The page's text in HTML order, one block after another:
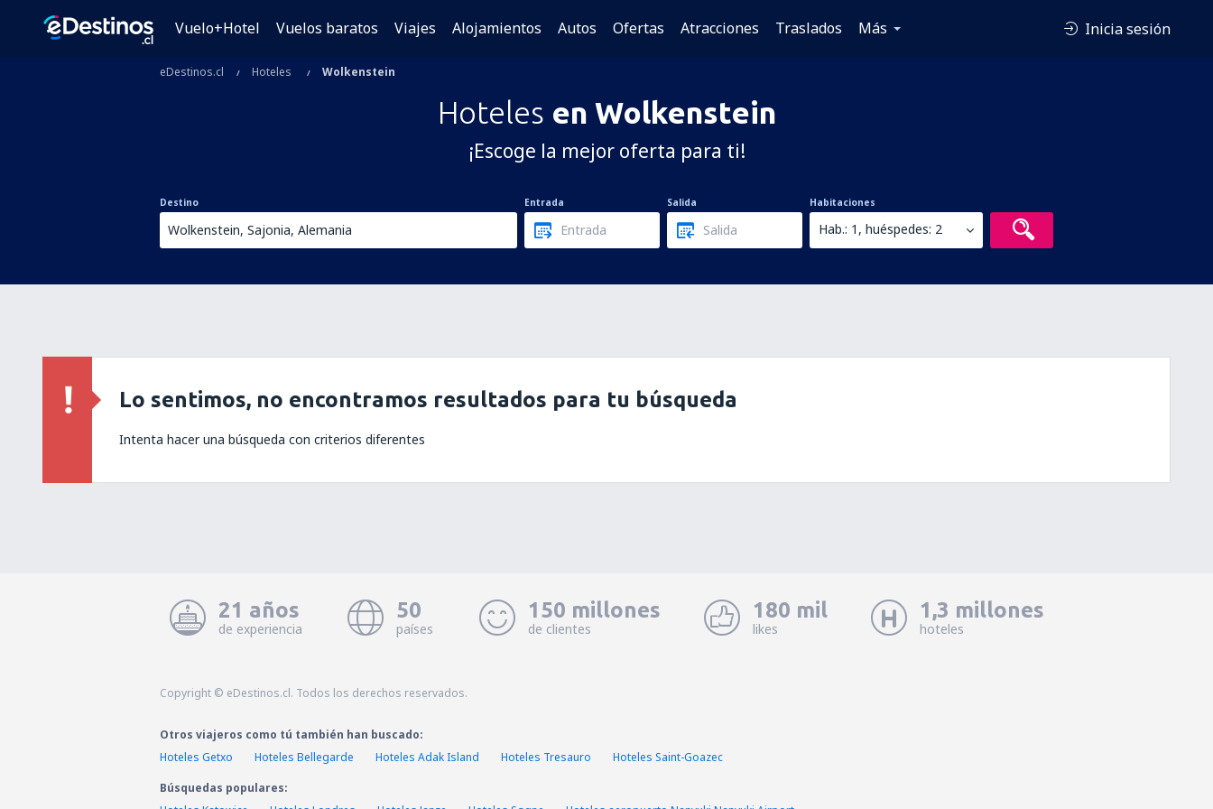
Vuelo+Hotel Vuelos baratos Viajes Alojamientos Autos Ofertas Atracciones Traslados Más Inicia sesión
eDestinos.cl Hoteles Wolkenstein
Hoteles en Wolkenstein
¡Escoge la mejor oferta para ti!
Destino Entrada Salida Habitaciones
Hab.: 1, huéspedes: 2
Lo sentimos, no encontramos resultados para tu búsqueda
Intenta hacer una búsqueda con criterios diferentes
21 años
de experiencia
50
países
150 millones
de clientes
180 mil
likes
1,3 millones
hoteles
Copyright © eDestinos.cl. Todos los derechos reservados.
Otros viajeros como tú también han buscado:
Hoteles Getxo
Hoteles Bellegarde Hoteles Adak Island Hoteles Tresauro
Hoteles Saint-Goazec
Búsquedas populares: